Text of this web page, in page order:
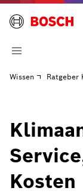
Wissen Ratgeber
Kosten